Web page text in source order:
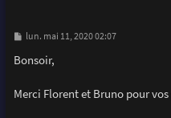
M
s
s
e
lun. mai 11, 2020 02:07
Bonsoir,
Merci Florent et Bruno pour